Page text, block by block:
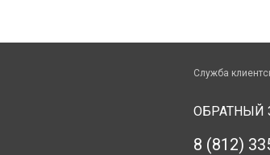
Служба
ОБРАТНЫЙ
8 (812)